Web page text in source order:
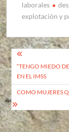
laborales
explotación y
de
entradas
“TENGO MIEDO
EN EL IMSS
COMO MUJERES